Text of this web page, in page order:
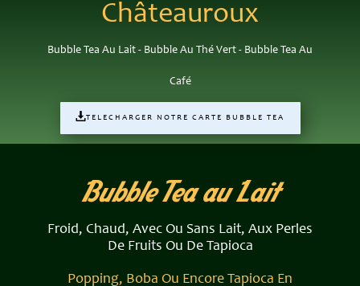
Châteauroux
Bubble Tea Au Lait - Bubble Au Thé Vert - Bubble Tea Au
Café
TELECHARGER NOTRE CARTE BUBBLE TEA
Bubble​ Tea au L​ait
Froid, Chaud, Avec Ou Sans Lait, Aux Perles
De Fruits Ou De Tapioca
Popping, Boba Ou Encore Tapioca En